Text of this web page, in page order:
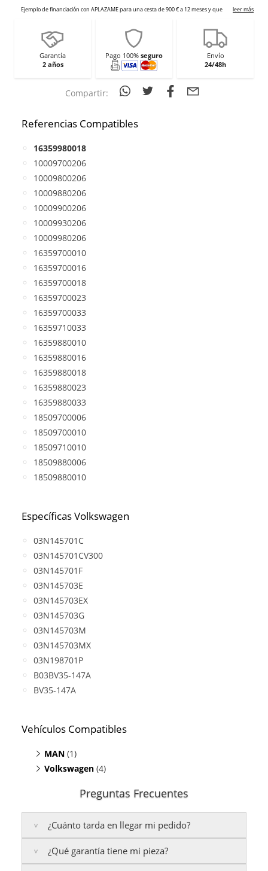
Garantía
2 años
Pago 100% seguro
Envío
24/48h
Compartir:
Referencias Compatibles
16359980018
10009700206
10009800206
10009880206
10009900206
10009930206
10009980206
16359700010
16359700016
16359700018
16359700023
16359700033
16359710033
16359880010
16359880016
16359880018
16359880023
16359880033
18509700006
18509700010
18509710010
18509880006
18509880010
Específicas Volkswagen
03N145701C
03N145701CV300
03N145701F
03N145703E
03N145703EX
03N145703G
03N145703M
03N145703MX
03N198701P
B03BV35-147A
BV35-147A
Vehículos Compatibles
MAN (1)
TGE Bus 2.0
Volkswagen (4)
Grand California 2.0 (TDI, motor CXEB)
Multivan 2.0(TDI, motor CXEB)
Transporter T6 2.0 TDI(motor CXEB)
Preguntas Frecuentes
¿Cuánto tarda en llegar mi pedido?
Península: Entregamos en un plazo estimado de
a 48 horas laborables, si realizas tu pedido antes de
¿Qué garantía tiene mi pieza?